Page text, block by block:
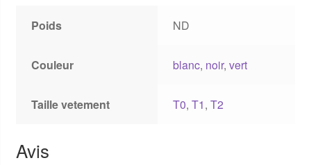
Poids ND
Couleur blanc, noir,vert
Taille vetement T0,T1,T2
Avis